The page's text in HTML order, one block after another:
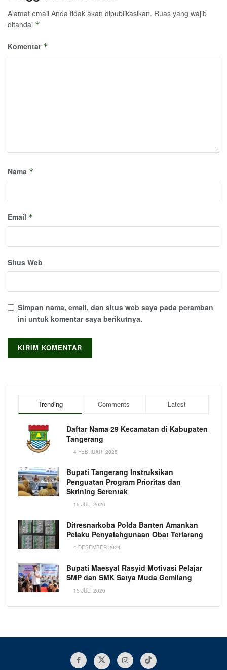
Alamat email Anda tidak akan dipublikasikan. Ruas yang wajib
ditandai *
Komentar *
Nama *
Email *
Situs Web
Simpan nama, email, dan situs web saya pada peramban
ini untuk komentar saya berikutnya.
Trending Comments Latest
Daftar Nama 29 Kecamatan di Kabupaten
Tangerang
4 FEBRUARI 2025
Bupati Tangerang Instruksikan
Penguatan Program Prioritas dan
Skrining Serentak
15 JULI 2026
Ditresnarkoba Polda Banten Amankan
Pelaku Penyalahgunaan Obat Terlarang
4 DESEMBER 2024
Bupati Maesyal Rasyid Motivasi Pelajar
SMP dan SMK Satya Muda Gemilang
15 JULI 2026